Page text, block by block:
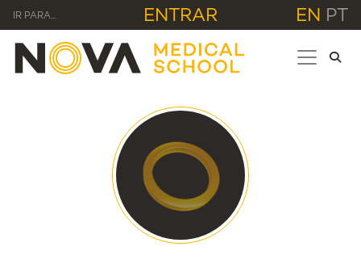
IR PARA... ENTRAR EN PT